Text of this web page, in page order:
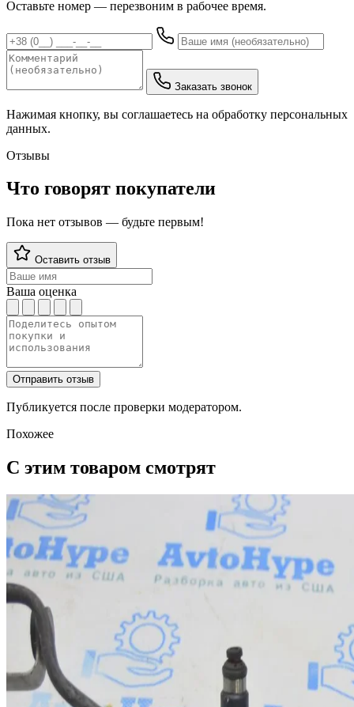
Оставьте номер — перезвоним в рабочее время.
Заказать звонок
Нажимая кнопку, вы соглашаетесь на обработку персональных
данных.
Отзывы
Что говорят покупатели
Пока нет отзывов — будьте первым!
Оставить отзыв
Ваша оценка
Отправить отзыв
Публикуется после проверки модератором.
Похожее
С этим товаром смотрят